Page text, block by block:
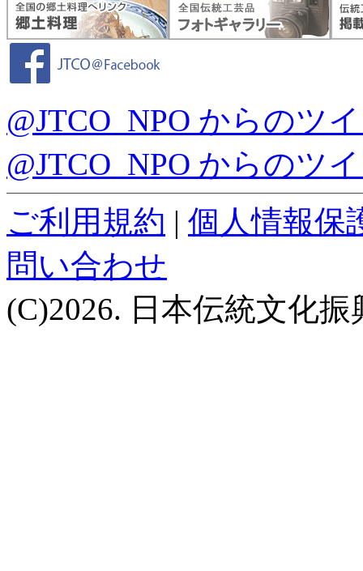
@JTCO_NPO からのツ
@JTCO_NPO からのツ
ご利用規約 | 個人情報保
問い合わせ
(C)2026. 日本伝統文化